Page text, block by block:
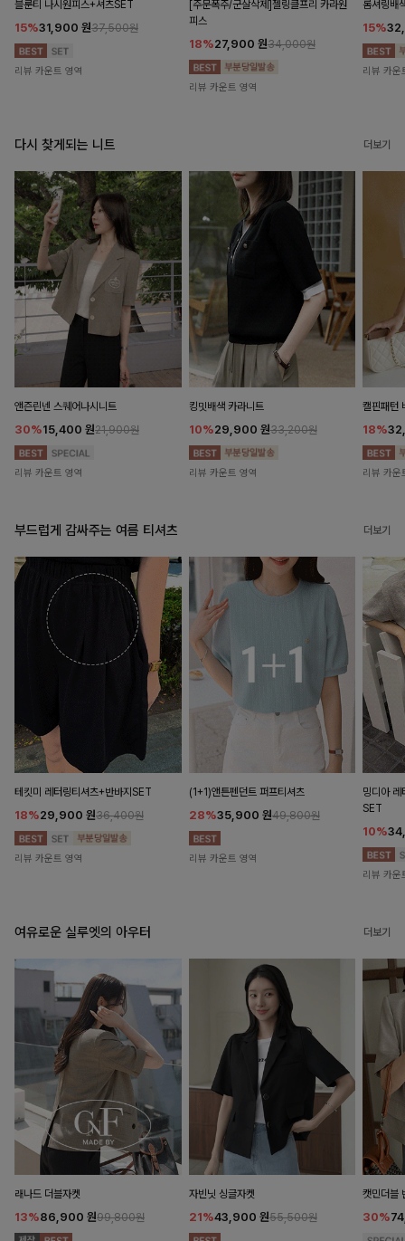
블룬티 나시원피스+셔츠SET
15%31,900 원37,500원
리뷰 카운트 영역
[주문폭주/군살삭제]젤링클프리 카라원
피스
18%27,900 원34,000원
리뷰 카운트 영역
롬셔링배
15%
리뷰 카운
다시 찾게되는 니트 더보기
앤즌린넨 스퀘어나시니트
30%15,400 원21,900원
리뷰 카운트 영역
킹밋배색 카라니트
10%29,900 원33,200원
리뷰 카운트 영역
캘핀패턴
18%
리뷰 카운
부드럽게 감싸주는 여름 티셔츠 더보기
테킷미 레터링티셔츠+반바지SET
18%29,900 원36,400원
리뷰 카운트 영역
(1+1)앤튼펜던트 퍼프티셔츠
28%35,900 원49,800원
리뷰 카운트 영역
밍디아 레
SET
10%
리뷰 카운
여유로운 실루엣의 아우터 더보기
래나드 더블자켓
13%86,900 원99,800원
자빈닛 싱글자켓
21%43,900 원55,500원
캣민더블
30%